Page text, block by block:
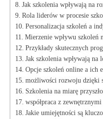
Jak szkolenia wpływają na
Rola liderów w procesie
Personalizacja szkoleń a
Mierzenie wpływu szkoleń
Przykłady skutecznych
Jak szkolenia wpływają na
Opcje szkoleń online a ich
możliwości rozwoju dzięki
Szkolenia na miarę
współpraca z
Jakie umiejętności są